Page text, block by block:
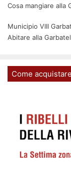
Cosa mangiare alla
Municipio VIII
Abitare alla
Come